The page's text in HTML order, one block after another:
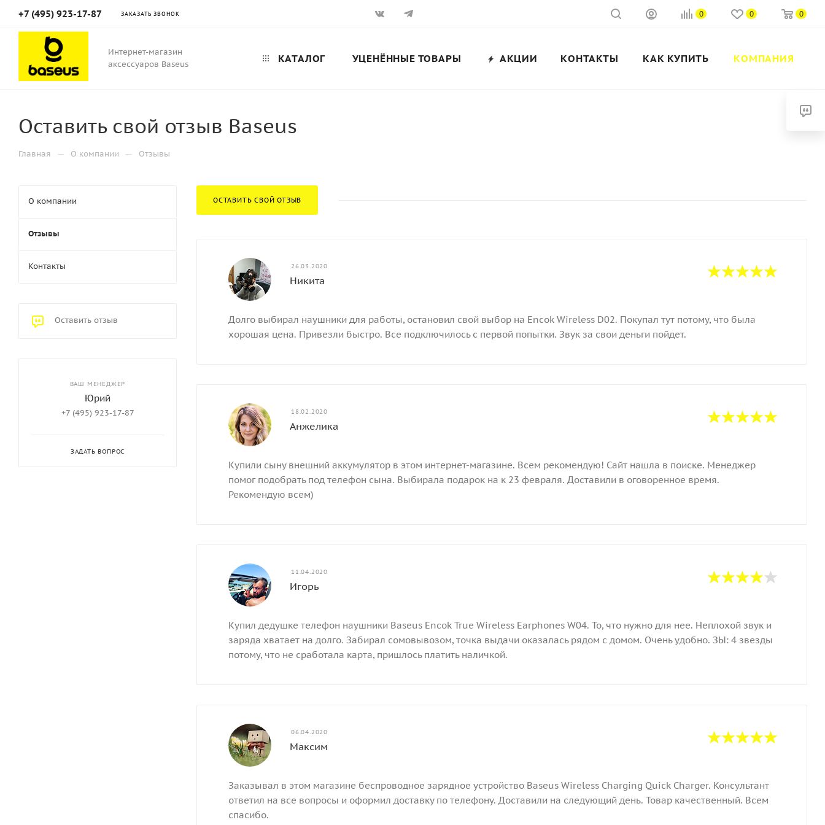
+7 (495) 923-17-87 ЗАКАЗАТЬ ЗВОНОК 0 0 0
Интернет-магазин
аксессуаров Baseus
КАТАЛОГ УЦЕНЁННЫЕ ТОВАРЫ АКЦИИ КОНТАКТЫ КАК КУПИТЬ КОМПАНИЯ
Оставить свой отзыв Baseus
Главная — О компании — Отзывы
ОСТАВИТЬ СВОЙ ОТЗЫВ
26.03.2020
Никита
Долго выбирал наушники для работы, остановил свой выбор на Encok Wireless D02. Покупал тут потому, что была
хорошая цена. Привезли быстро. Все подключилось с первой попытки. Звук за свои деньги пойдет.
18.02.2020
Анжелика
Купили сыну внешний аккумулятор в этом интернет-магазине. Всем рекомендую! Сайт нашла в поиске. Менеджер
помог подобрать под телефон сына. Выбирала подарок на к 23 февраля. Доставили в оговоренное время.
Рекомендую всем)
11.04.2020
Игорь
Купил дедушке телефон наушники Baseus Encok True Wireless Earphones W04. То, что нужно для нее. Неплохой звук и
заряда хватает на долго. Забирал сомовывозом, точка выдачи оказалась рядом с домом. Очень удобно. ЗЫ: 4 звезды
потому, что не сработала карта, пришлось платить наличкой.
06.04.2020
Максим
Заказывал в этом магазине беспроводное зарядное устройство Baseus Wireless Charging Quick Charger. Консультант
ответил на все вопросы и оформил доставку по телефону. Доставили на следующий день. Товар качественный. Всем
спасибо.
О компании
Отзывы
Контакты
Оставить отзыв
ВАШ МЕНЕДЖЕР
Юрий
+7 (495) 923-17-87
ЗАДАТЬ ВОПРОС